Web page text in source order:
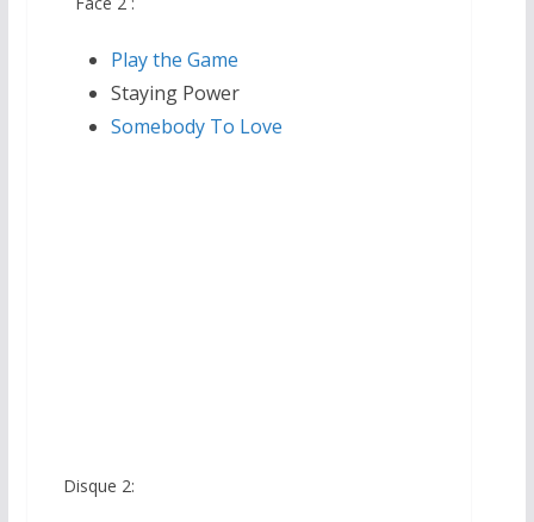
Play the Game
Staying Power
Somebody To Love
Disque 2: